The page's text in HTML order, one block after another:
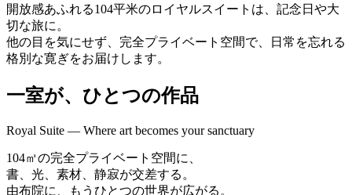
開放感あふれる104平米のロイヤルスイートは、記念日や大
切な旅に。
他の目を気にせず、完全プライベート空間で、日常を忘れる
格別な寛ぎをお届けします。
一室が、ひとつの作品
Royal Suite — Where art becomes your sanctuary
104㎡の完全プライベート空間に、
書、光、素材、静寂が交差する。
由布院に、もうひとつの世界が広がる。